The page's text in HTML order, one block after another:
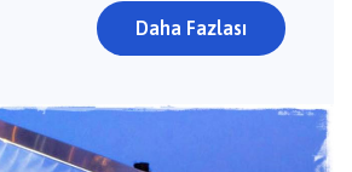
Daha Fazlası